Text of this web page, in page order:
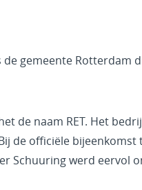
gemeente Rotterdam
de naam RET. Het
de officiële bijeenkomst
Schuuring werd eervol